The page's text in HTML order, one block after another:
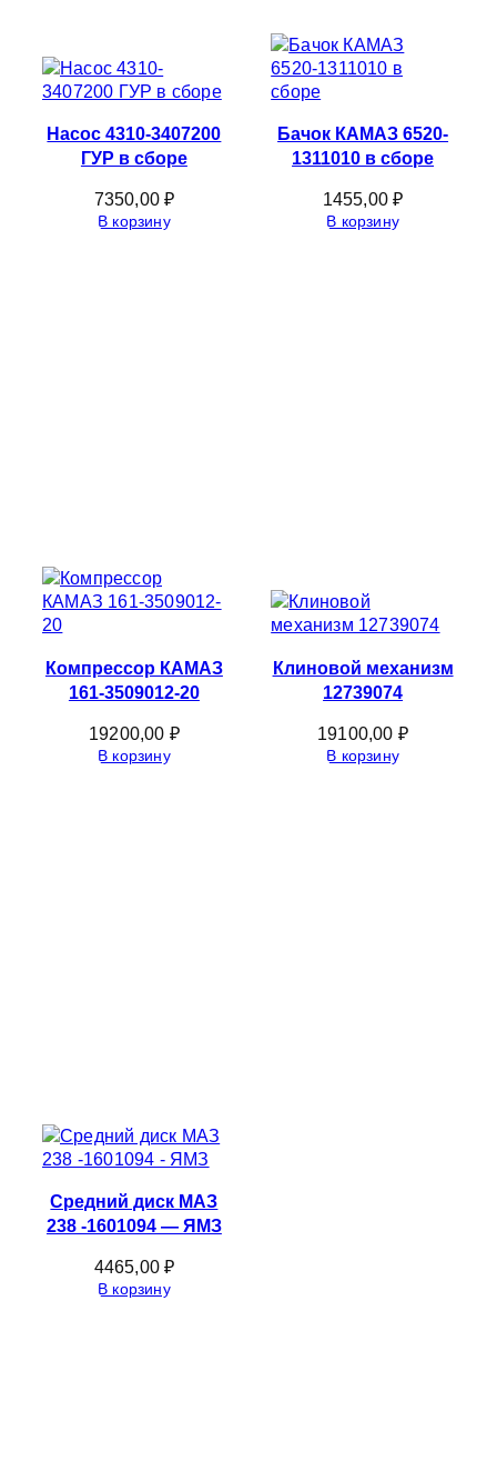
Насос 4310-3407200
ГУР в сборе
7350,00₽
В корзину
Бачок КАМАЗ 6520-
1311010 в сборе
1455,00₽
В корзину
Компрессор КАМАЗ
161-3509012-20
19200,00 ₽
В корзину
Клиновой механизм
12739074
19100,00 ₽
В корзину
Средний диск МАЗ
238 -1601094 — ЯМЗ
4465,00₽
В корзину